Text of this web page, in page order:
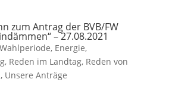
zum Antrag der BVB/FW
– 27.08.2021
, Energie,
, Reden im Landtag, Reden von
, Unsere Anträge